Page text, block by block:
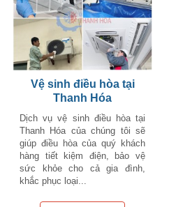
Vệ sinh điều hòa tại
Thanh Hóa
Dịch vụ vệ sinh điều hòa tại
Thanh Hóa của chúng tôi sẽ
giúp điều hòa của quý khách
hàng tiết kiệm điện, bảo vệ
sức khỏe cho cả gia đình,
khắc phục loại...